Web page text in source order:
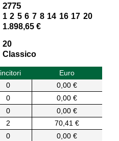
2775
1 2 5 6 7 8 14 16 17 20
1.898,65 €
20
Classico
Euro
0
0,00 €
0
0,00 €
0
0,00 €
2
70,41 €
0
0,00 €